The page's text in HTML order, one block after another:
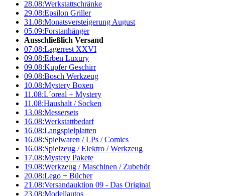
28.08:Werkstattschränke
29.08:Epsilon Griller
31.08:Monatsversteigerung August
05.09:Forstanhänger
Ausschließlich Versand
07.08:Lagerrest XXVI
09.08:Erben Luxury
09.08:Kupfer Geschirr
09.08:Bosch Werkzeug
10.08:Mystery Boxen
11.08:L´oreal + Mystery
11.08:Haushalt / Socken
13.08:Messersets
16.08:Werkstattbedarf
16.08:Langspielplatten
16.08:Spielwaren / LPs / Comics
16.08:Spielzeug / Elektro / Werkzeug
17.08:Mystery Pakete
19.08:Werkzeug / Maschinen / Zubehör
20.08:Lego + Bücher
21.08:Versandauktion 09 - Das Original
23.08:Modellautos